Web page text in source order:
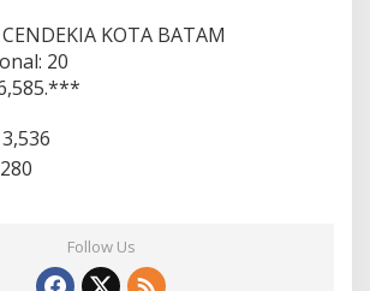
KOTA BATAM
20
3,536
Follow Us